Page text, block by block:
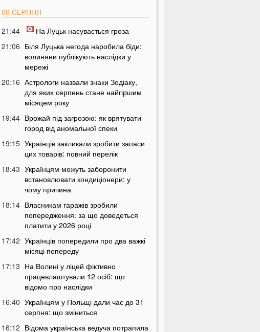
06 СЕРПНЯ
21:44
На Луцьк насувається гроза
21:06 Біля Луцька негода наробила біди:
волиняни публікують наслідки у
мережі
20:16 Астрологи назвали знаки Зодіаку,
для яких серпень стане найгіршим
місяцем року
19:44 Врожай під загрозою: як врятувати
город від аномальної спеки
19:15 Українців закликали зробити запаси
цих товарів: повний перелік
18:43 Українцям можуть заборонити
встановлювати кондиціонери: у
чому причина
18:14 Власникам гаражів зробили
попередження: за що доведеться
платити у 2026 році
17:42 Українців попередили про два важкі
місяці попереду
17:13 На Волині у ліцей фіктивно
працевлаштували 12 осіб: що
відомо про наслідки
16:40 Українцям у Польщі дали час до 31
серпня: що зміниться
16:12 Відома українська ведуча потрапила